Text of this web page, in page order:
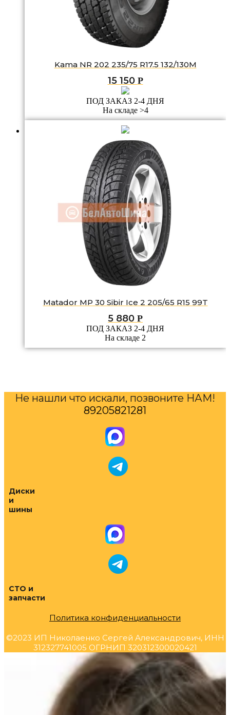
Kama NR 202 235/75 R17.5 132/130M
15 150 Р
ПОД ЗАКАЗ 2-4 ДНЯ
На складе >4
Matador MP 30 Sibir Ice 2 205/65 R15 99T
5 880 Р
ПОД ЗАКАЗ 2-4 ДНЯ
На складе 2
Не нашли что искали, позвоните НАМ!
89205821281
Диски
и
шины
СТО и
запчасти
Политика конфиденциальности
©2023 ИП Николаенко Сергей Александрович, ИНН
312327741005 ОГРНИП 320312300020421